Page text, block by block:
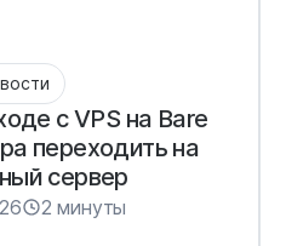
с VPS на Bare
переходить на
сервер
2 минуты